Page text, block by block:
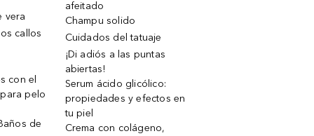
vera
callos
con el
pelo
de
afeitado
Champu solido
Cuidados del tatuaje
¡Di adiós a las puntas
abiertas!
Serum ácido glicólico:
propiedades y efectos en
tu piel
Crema con colágeno,